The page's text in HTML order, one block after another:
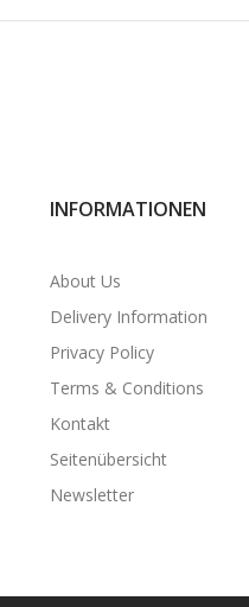
INFORMATIONEN
About Us
Delivery Information
Privacy Policy
Terms & Conditions
Kontakt
Seitenübersicht
Newsletter